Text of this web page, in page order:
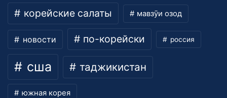
корейские салаты мавзӯи озод
новости по-корейски россия
сша таджикистан
южная корея